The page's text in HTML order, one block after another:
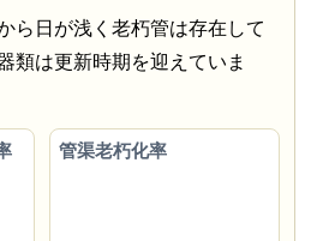
ら日が浅く老朽管は存在して
類は更新時期を迎えていま
管渠老朽化率